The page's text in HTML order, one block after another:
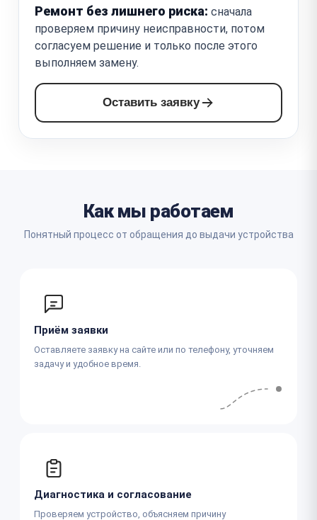
Ремонт без лишнего риска: сначала
проверяем причину неисправности, потом
согласуем решение и только после этого
выполняем замену.
Оставить заявку
Как мы работаем
Понятный процесс от обращения до выдачи устройства
Приём заявки
Оставляете заявку на сайте или по телефону, уточняем
задачу и удобное время.
Диагностика и согласование
Проверяем устройство, объясняем причину